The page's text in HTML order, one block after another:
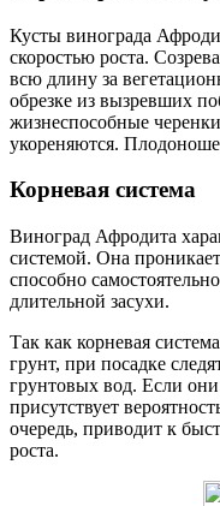
Кусты винограда
скоростью роста.
всю длину за
обрезке из вызревших
жизнеспособные
укореняются.
Корневая система
Виноград Афродита
системой. Она
способно
длительной засухи.
Так как корневая
грунт, при посадке
грунтовых вод. Если
присутствует
очередь, приводит к
роста.